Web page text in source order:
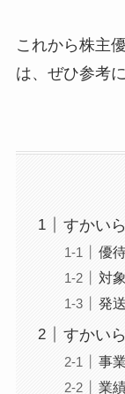
これから株主
は、ぜひ参考
すかい
優
対
発
すかい
事
業